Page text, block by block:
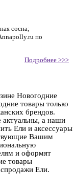
сосна;
по
Подробнее >>>
Новогодние
товары только
брендов.
актуальны, а наши
Ели и аксессуары
Вашим
и оформят
товары
Ели.